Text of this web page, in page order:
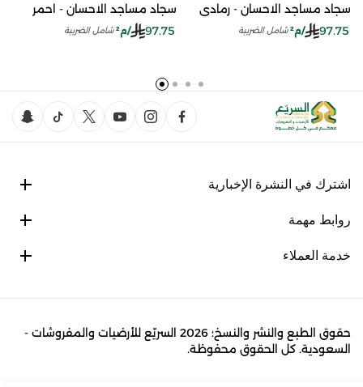
سجاد مساجد الاحسان - احمر
97.75
/م² شامل الضريبة
سجاد مساجد الاحسان - رمادي
97.75
/م² شامل الضريبة
اشترك في النشرة الإخبارية
روابط مهمة
خدمة العملاء
حقوق الطبع والنشر والنسخ؛ 2026 السريّع للأرضيات والمفروشات -
السعودية. كل الحقوق محفوظة.